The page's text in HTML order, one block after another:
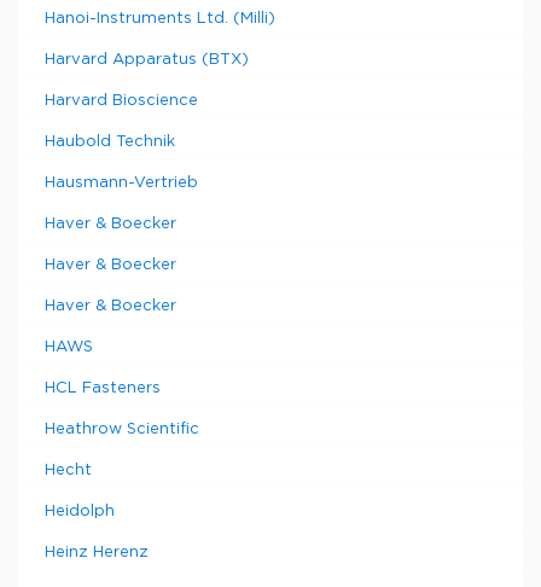
Hanoi-Instruments Ltd. (Milli)
Harvard Apparatus (BTX)
Harvard Bioscience
Haubold Technik
Hausmann-Vertrieb
Haver & Boecker
Haver & Boecker
Haver & Boecker
HAWS
HCL Fasteners
Heathrow Scientific
Hecht
Heidolph
Heinz Herenz